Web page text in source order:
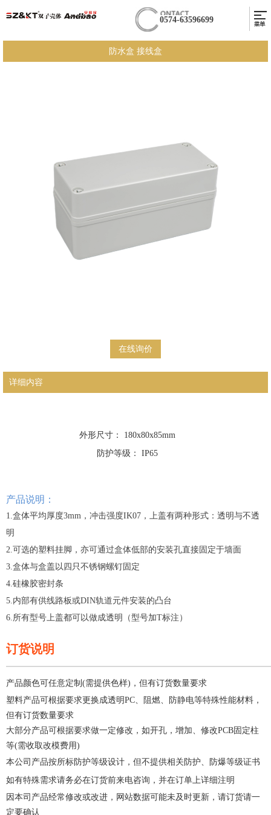
0574-63596699
防水盒 接线盒
在线询价
详细内容
外形尺寸： 180x80x85mm
防护等级： IP65
产品说明：
1.盒体平均厚度3mm，冲击强度IK07，上盖有两种形式：透明与不透
明
2.可选的塑料挂脚，亦可通过盒体低部的安装孔直接固定于墙面
3.盒体与盒盖以四只不锈钢螺钉固定
4.硅橡胶密封条
5.内部有供线路板或DIN轨道元件安装的凸台
6.所有型号上盖都可以做成透明（型号加T标注）
订货说明
产品颜色可任意定制(需提供色样)，但有订货数量要求
塑料产品可根据要求更换成透明PC、阻燃、防静电等特殊性能材料，
但有订货数量要求
大部分产品可根据要求做一定修改，如开孔，增加、修改PCB固定柱
等(需收取改模费用)
本公司产品按所标防护等级设计，但不提供相关防护、防爆等级证书
如有特殊需求请务必在订货前来电咨询，并在订单上详细注明
因本司产品经常修改或改进，网站数据可能未及时更新，请订货请一
定要确认